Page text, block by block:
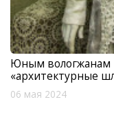
Юным вологжанам
«архитектурные
06 мая 2024